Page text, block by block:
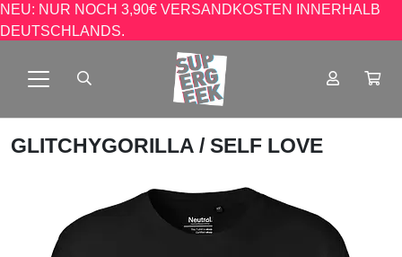
NEU: NUR NOCH 3,90€ VERSANDKOSTEN INNERHALB
DEUTSCHLANDS.
GLITCHYGORILLA / SELF LOVE